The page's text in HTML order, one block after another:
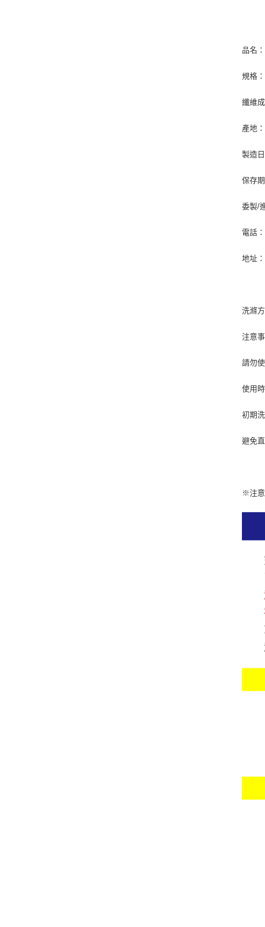
品名
規格
纖維
產地
製造
保存
委製/
電話
地址
洗滌
注意
請勿
使用
初期
避免
※注意